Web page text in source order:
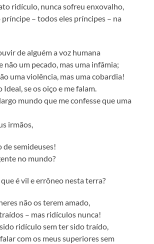
ridículo, nunca sofreu enxovalho,
– todos eles príncipes – na
de alguém a voz humana
não um pecado, mas uma infâmia;
uma violência, mas uma cobardia!
Ideal, se os oiço e me falam.
mundo que me confesse que uma
irmãos,
semideuses!
no mundo?
é vil e errôneo nesta terra?
não os terem amado,
– mas ridículos nunca!
ridículo sem ter sido traído,
com os meus superiores sem